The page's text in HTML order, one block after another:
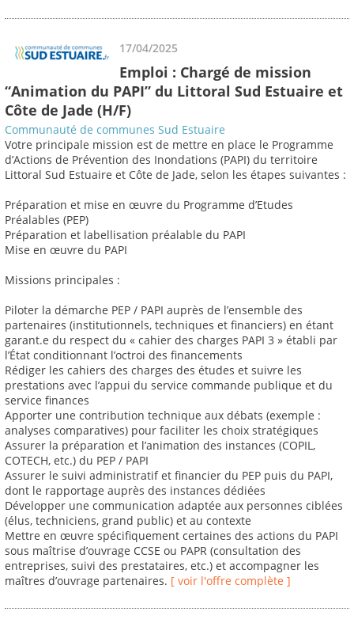
17/04/2025
Emploi : Chargé de mission
“Animation du PAPI” du Littoral Sud Estuaire et
Côte de Jade (H/F)
Communauté de communes Sud Estuaire
Votre principale mission est de mettre en place le Programme
d’Actions de Prévention des Inondations (PAPI) du territoire
Littoral Sud Estuaire et Côte de Jade, selon les étapes suivantes :
Préparation et mise en œuvre du Programme d’Etudes
Préalables (PEP)
Préparation et labellisation préalable du PAPI
Mise en œuvre du PAPI
Missions principales :
Piloter la démarche PEP / PAPI auprès de l’ensemble des
partenaires (institutionnels, techniques et financiers) en étant
garant.e du respect du « cahier des charges PAPI 3 » établi par
l’État conditionnant l’octroi des financements
Rédiger les cahiers des charges des études et suivre les
prestations avec l’appui du service commande publique et du
service finances
Apporter une contribution technique aux débats (exemple :
analyses comparatives) pour faciliter les choix stratégiques
Assurer la préparation et l’animation des instances (COPIL,
COTECH, etc.) du PEP / PAPI
Assurer le suivi administratif et financier du PEP puis du PAPI,
dont le rapportage auprès des instances dédiées
Développer une communication adaptée aux personnes ciblées
(élus, techniciens, grand public) et au contexte
Mettre en œuvre spécifiquement certaines des actions du PAPI
sous maîtrise d’ouvrage CCSE ou PAPR (consultation des
entreprises, suivi des prestataires, etc.) et accompagner les
maîtres d’ouvrage partenaires. [ voir l'offre complète ]